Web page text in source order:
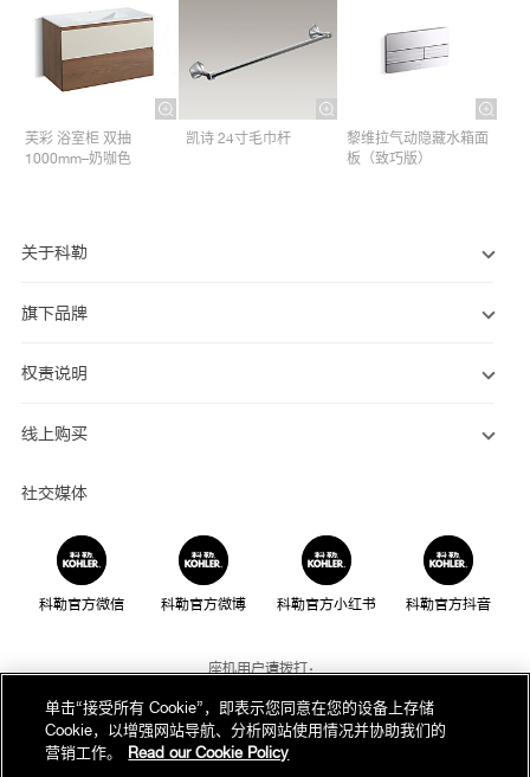
芙彩 浴室柜 双抽
1000mm–奶咖色
凯诗 24寸毛巾杆​
黎维拉气动隐藏水箱面
板（致巧版）
关于科勒
旗下品牌
权责说明
线上购买
社交媒体
科勒官方微信 科勒官方微博 科勒官方小红书 科勒官方抖音
座机用户请拨打：
800-820-2628
手机用户请拨打：
400-820-2628
单击“接受所有 Cookie”，即表示您同意在您的设备上存储
Cookie，以增强网站导航、分析网站使用情况并协助我们的
营销工作。
Read our Cookie Policy